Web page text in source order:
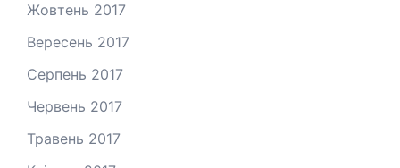
Жовтень 2017
Вересень 2017
Серпень 2017
Червень 2017
Травень 2017